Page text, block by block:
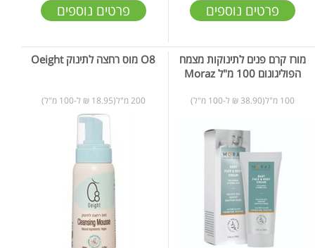
פרטים נוספים פרטים נוספים
מורז קרם פנים לתינוקות מצמח
הפוליגונום 100 מ"ל Moraz
100 מ"ל(38.90 ₪ ל-100 מ"ל)
O8 מוס רחצה לתינוק Oeight
200 מ"ל(18.95 ₪ ל-100 מ"ל)